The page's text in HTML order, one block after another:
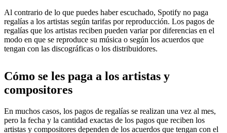
Al contrario de lo que puedes haber escuchado, Spotify no paga
regalías a los artistas según tarifas por reproducción. Los pagos de
regalías que los artistas reciben pueden variar por diferencias en el
modo en que se reproduce su música o según los acuerdos que
tengan con las discográficas o los distribuidores.
Cómo se les paga a los artistas y
compositores
En muchos casos, los pagos de regalías se realizan una vez al mes,
pero la fecha y la cantidad exactas de los pagos que reciben los
artistas y compositores dependen de los acuerdos que tengan con el